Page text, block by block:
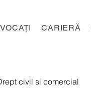
CARIERĂ
civil si comercial